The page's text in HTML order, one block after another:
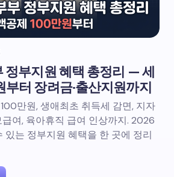
정부지원 혜택 총정리 — 세
부터 장려금·출산지원까지
만원, 생애최초 취득세 감면, 지자
여, 육아휴직 급여 인상까지. 2026
있는 정부지원 혜택을 한 곳에 정리